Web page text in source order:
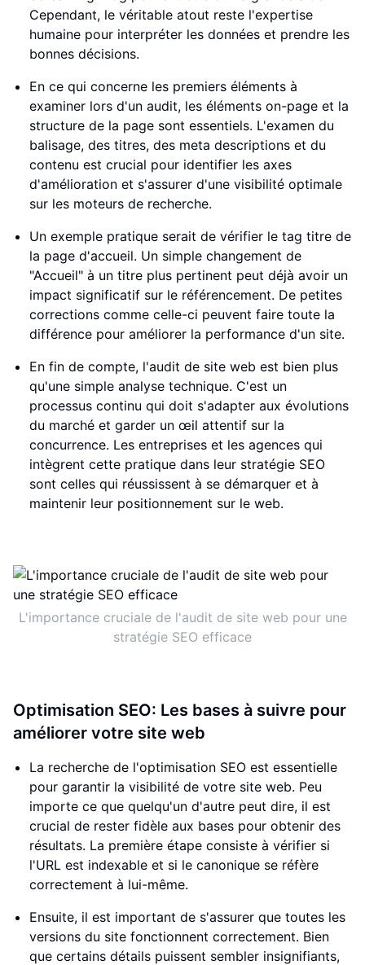
Cependant, le véritable atout reste l'expertise
humaine pour interpréter les données et prendre les
bonnes décisions.
En ce qui concerne les premiers éléments à
examiner lors d'un audit, les éléments on-page et la
structure de la page sont essentiels. L'examen du
balisage, des titres, des meta descriptions et du
contenu est crucial pour identifier les axes
d'amélioration et s'assurer d'une visibilité optimale
sur les moteurs de recherche.
Un exemple pratique serait de vérifier le tag titre de
la page d'accueil. Un simple changement de
"Accueil" à un titre plus pertinent peut déjà avoir un
impact significatif sur le référencement. De petites
corrections comme celle-ci peuvent faire toute la
différence pour améliorer la performance d'un site.
En fin de compte, l'audit de site web est bien plus
qu'une simple analyse technique. C'est un
processus continu qui doit s'adapter aux évolutions
du marché et garder un œil attentif sur la
concurrence. Les entreprises et les agences qui
intègrent cette pratique dans leur stratégie SEO
sont celles qui réussissent à se démarquer et à
maintenir leur positionnement sur le web.
L'importance cruciale de l'audit de site web pour une
stratégie SEO efficace
Optimisation SEO: Les bases à suivre pour
améliorer votre site web
La recherche de l'optimisation SEO est essentielle
pour garantir la visibilité de votre site web. Peu
importe ce que quelqu'un d'autre peut dire, il est
crucial de rester fidèle aux bases pour obtenir des
résultats. La première étape consiste à vérifier si
l'URL est indexable et si le canonique se réfère
correctement à lui-même.
Ensuite, il est important de s'assurer que toutes les
versions du site fonctionnent correctement. Bien
que certains détails puissent sembler insignifiants,